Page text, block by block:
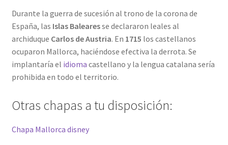
Durante la guerra de sucesión al trono de la corona de
España, las Islas Balearesse declararon leales al
archiduque Carlos de Austria. En 1715 los castellanos
ocuparon Mallorca, haciéndose efectiva la derrota. Se
implantaría el idioma castellano y la lengua catalana sería
prohibida en todo el territorio.
Otras chapas a tu disposición:
Chapa Mallorca disney